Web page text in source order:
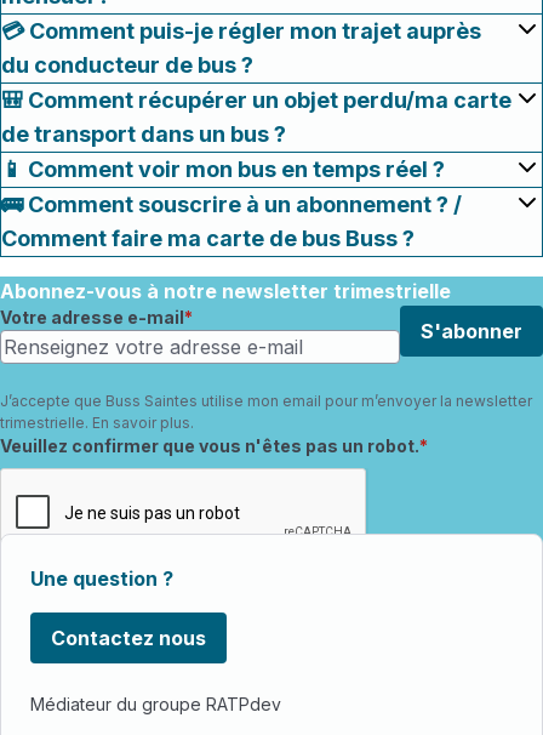
💳 Comment puis-je régler mon trajet auprès
du conducteur de bus ?
🎒 Comment récupérer un objet perdu/ma carte
de transport dans un bus ?
📱 Comment voir mon bus en temps réel ?
🚌 Comment souscrire à un abonnement ? /
Comment faire ma carte de bus Buss ?
Abonnez-vous à notre newsletter trimestrielle
Votre adresse e-mail
S'abonner
J’accepte que Buss Saintes utilise mon email pour m’envoyer la newsletter
trimestrielle. En savoir plus.
Champ requis
Veuillez confirmer que vous n'êtes pas un robot.
Une question ?
Contactez nous
Médiateur du groupe RATPdev